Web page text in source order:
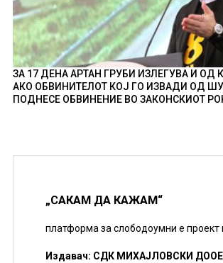
ЗА 17 ДЕНА АРТАН ГРУБИ ИЗЛЕГУВА И ОД
АКО ОБВИНИТЕЛОТ КОЈ ГО ИЗВАДИ ОД
ПОДНЕСЕ ОБВИНЕНИЕ ВО ЗАКОНСКИОТ
„САКАМ ДА КАЖАМ“
платформа за слободоумни е проект
Издавач: СДК МИХАЈЛОВСКИ